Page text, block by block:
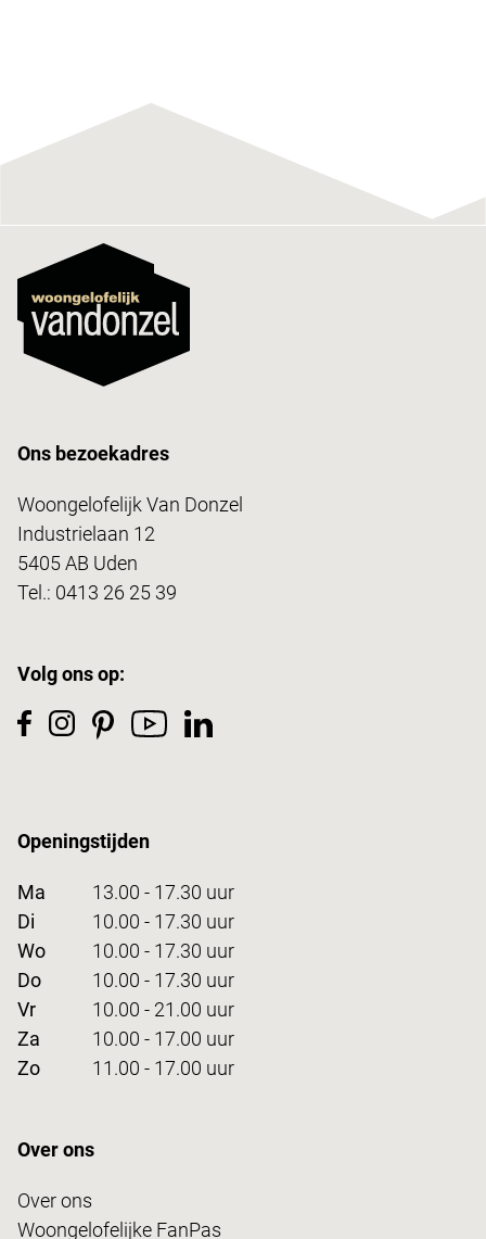
Ons bezoekadres
Woongelofelijk Van Donzel
Industrielaan 12
5405 AB Uden
Tel.: 0413 26 25 39
Volg ons op:
Openingstijden
Ma
13.00 - 17.30 uur
Di
10.00 - 17.30 uur
Wo
10.00 - 17.30 uur
Do
10.00 - 17.30 uur
Vr
10.00 - 21.00 uur
Za
10.00 - 17.00 uur
Zo
11.00 - 17.00 uur
Over ons
Over ons
Woongelofelijke FanPas